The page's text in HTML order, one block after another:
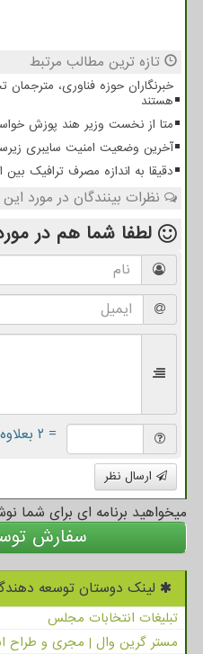
تازه ترین مطالب مرتبط
خبرنگاران حوزه فناوری،
هستند
متا از نخست وزیر هند پوزش
آخرین وضعیت امنیت سایبری
دقیقا به اندازه مصرف ترافیک
نظرات بینندگان در مورد
لطفا شما هم در
= ۲ بعلاوه ۴
ارسال نظر
میخواهید برنامه ای برای شما
سفارش
لینک دوستان توسعه
تبلیغات انتخابات مجلس
مستر گرین وال | مجری و طراح